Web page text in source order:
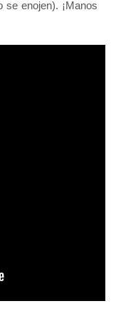
se enojen). ¡Manos